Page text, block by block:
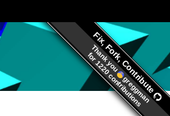
Fix, Fork, Contribute
Thank you
greggman
for
1220 contributions